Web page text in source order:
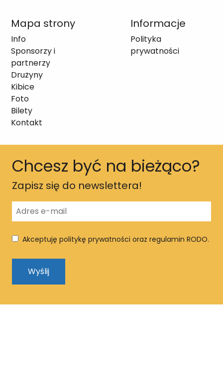
Mapa strony
Info
Sponsorzy i
partnerzy
Drużyny
Kibice
Foto
Bilety
Kontakt
Informacje
Polityka
prywatności
Chcesz być na bieżąco?
Zapisz się do newslettera!
Akceptuję politykę prywatności oraz regulamin RODO.